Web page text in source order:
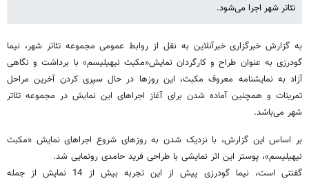
تئاتر شهر اجرا می‌شود.
به گزارش خبرگزاری خبرآنلاین به نقل از روابط عمومی مجموعه تئاتر شهر، نیما
گودرزی به عنوان طراح و کارگردان نمایش«مکبث نیهیلیسم» با برداشت و نگاهی
آزاد به نمایشنامه معروف مکبث، این روزها در حال سپری کردن آخرین مراحل
تمرینات و همچنین آماده شدن برای آغاز اجراهای این نمایش در مجموعه تئاتر
شهر می‌باشد.
بر اساس این گزارش، با نزدیک شدن به روزهای شروع اجراهای نمایش «مکبث
نیهیلیسم»، پوستر این اثر نمایشی با طراحی فرید حامدی رونمایی شد.
گفتنی است، نیما گودرزی پیش از این تجربه بیش از 14 نمایش از جمله